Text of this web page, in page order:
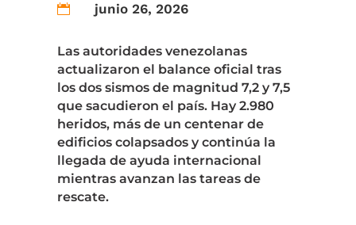
 junio 26, 2026
Las autoridades venezolanas
actualizaron el balance oficial tras
los dos sismos de magnitud 7,2 y 7,5
que sacudieron el país. Hay 2.980
heridos, más de un centenar de
edificios colapsados y continúa la
llegada de ayuda internacional
mientras avanzan las tareas de
rescate.